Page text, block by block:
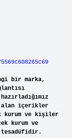
bir marka,
alan içerikler
kurum ve kişiler
kurum ve